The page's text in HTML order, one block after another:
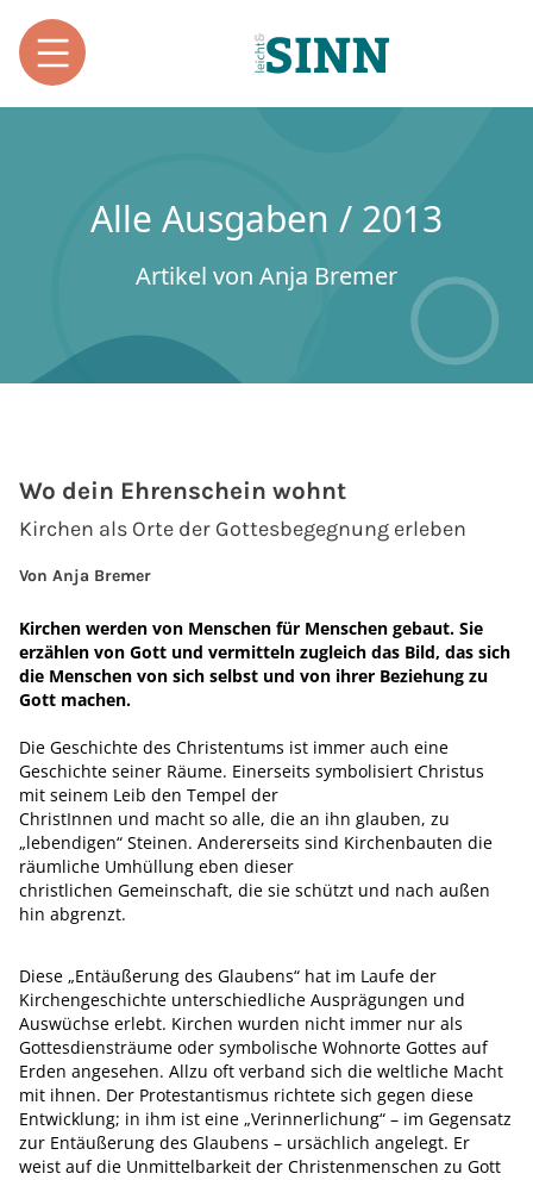
Alle Ausgaben / 2013
Artikel von Anja Bremer
Wo dein Ehrenschein wohnt
Kirchen als Orte der Gottesbegegnung erleben
Von Anja Bremer
Kirchen werden von Menschen für Menschen gebaut. Sie
erzählen von Gott und vermitteln zugleich das Bild, das sich
die Menschen von sich selbst und von ihrer Beziehung zu
Gott machen.
Die Geschichte des Christentums ist immer auch eine
Geschichte seiner Räume. Einerseits symbolisiert Christus
mit seinem Leib den Tempel der
ChristInnen und macht so alle, die an ihn glauben, zu
„lebendigen“ Steinen. Andererseits sind Kirchenbauten die
räumliche Umhüllung eben dieser
christlichen Gemeinschaft, die sie schützt und nach außen
hin abgrenzt.
Diese „Entäußerung des Glaubens“ hat im Laufe der
Kirchengeschichte unterschiedliche Ausprägungen und
Auswüchse erlebt. Kirchen wurden nicht immer nur als
Gottesdiensträume oder symbolische Wohnorte Gottes auf
Erden angesehen. Allzu oft verband sich die weltliche Macht
mit ihnen. Der Protestantismus richtete sich gegen diese
Entwicklung; in ihm ist eine „Verinnerlichung“ – im Gegensatz
zur Entäußerung des Glaubens – ursächlich angelegt. Er
weist auf die Unmittelbarkeit der Christenmenschen zu Gott